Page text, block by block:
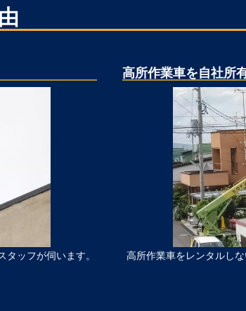
ッフが伺います。
高所作業車を自社所
高所作業車をレンタルし